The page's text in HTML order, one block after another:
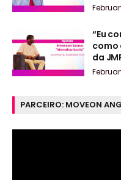
“Eu
como
da
PARCEIRO: MOVEON